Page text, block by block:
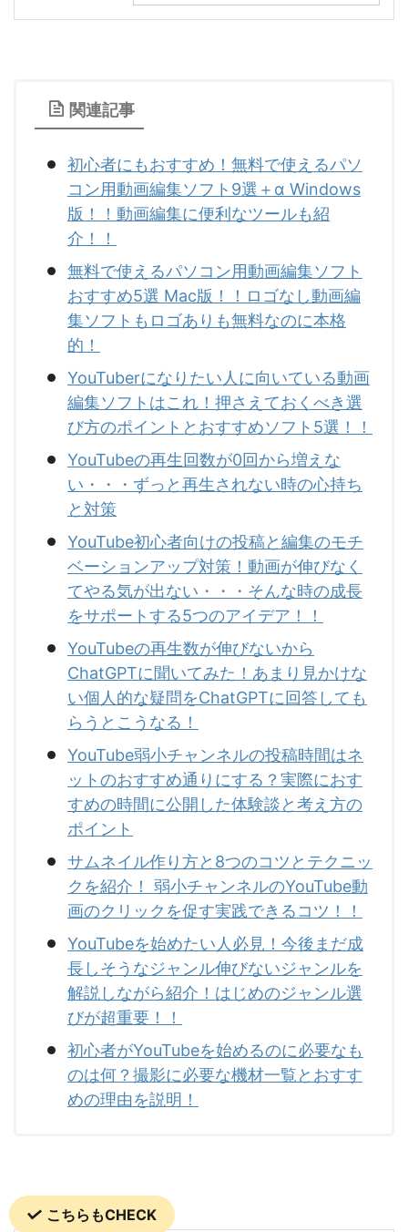
関連記事
初心者にもおすすめ！無料で使えるパソ
コン用動画編集ソフト9選＋α Windows
版！！動画編集に便利なツールも紹
介！！
無料で使えるパソコン用動画編集ソフト
おすすめ5選 Mac版！！ロゴなし動画編
集ソフトもロゴありも無料なのに本格
的！
YouTuberになりたい人に向いている動画
編集ソフトはこれ！押さえておくべき選
び方のポイントとおすすめソフト5選！！
YouTubeの再生回数が0回から増えな
い・・・ずっと再生されない時の心持ち
と対策
YouTube初心者向けの投稿と編集のモチ
ベーションアップ対策！動画が伸びなく
てやる気が出ない・・・そんな時の成長
をサポートする5つのアイデア！！
YouTubeの再生数が伸びないから
ChatGPTに聞いてみた！あまり見かけな
い個人的な疑問をChatGPTに回答しても
らうとこうなる！
YouTube弱小チャンネルの投稿時間はネ
ットのおすすめ通りにする？実際におす
すめの時間に公開した体験談と考え方の
ポイント
サムネイル作り方と8つのコツとテクニッ
クを紹介！ 弱小チャンネルのYouTube動
画のクリックを促す実践できるコツ！！
YouTubeを始めたい人必見！今後まだ成
長しそうなジャンル伸びないジャンルを
解説しながら紹介！はじめのジャンル選
びが超重要！！
初心者がYouTubeを始めるのに必要なも
のは何？撮影に必要な機材一覧とおすす
めの理由を説明！
こちらもCHECK